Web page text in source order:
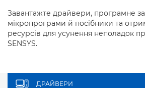
Завантажте драйвери, програмне
мікропрограми й посібники та
ресурсів для усунення неполадок
SENSYS.
ДРАЙВЕРИ